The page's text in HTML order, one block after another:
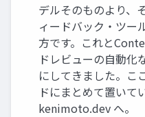
デルそのものより、
ィードバック・ツー
方です。これと
ドレビューの自動化
にしてきました。こ
ドにまとめて置いて
kenimoto.dev へ。